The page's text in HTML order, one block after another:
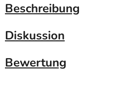
Beschreibung
Diskussion
Bewertung